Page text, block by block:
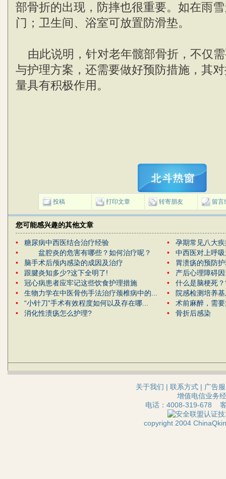
部骨折的出现，防摔也很重要。如在雨
门；卫生间、浴室可放置防滑垫。
由此说明，针对老年髋部骨折，不仅
与护理方案，还需要做好预防措施，其
量具有积极作用。
投稿 打印文章 转寄朋友 留言
您可能感兴趣的其他文章
• 糖尿病中西医结合治疗经验 • 孕期常见八大
•
盆腔炎的危害有哪些？如何治疗呢？ • 中西医对上呼
•
脑手术后颅内感染的成因及治疗 •
胃溃疡的预防
• 跟腱炎知多少?这下全明了! • 产后心理障碍
• 冠心病患者应牢记这些饮食护理措施 • 什么是脑梗死
• 生物力学在中医骨伤手法治疗颈椎病中的... •
院感检测培养
• “小针刀”手术有效程度如何以及存在哪... • 术前麻醉，需
• 消化性溃疡怎么护理? • 骨折后感染
关于我们 | 联系方式 | 广告
增值电信业务
电话：4008-319-678
copyright 2004